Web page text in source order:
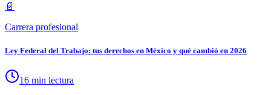
📄
Carrera profesional
Ley Federal del Trabajo: tus derechos en México y qué cambió en 2026
16 min lectura